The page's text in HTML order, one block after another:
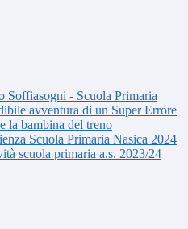
Soffiasogni - Scuola Primaria
avventura di un Super Errore
la bambina del treno
Scuola Primaria Nasica 2024
scuola primaria a.s. 2023/24